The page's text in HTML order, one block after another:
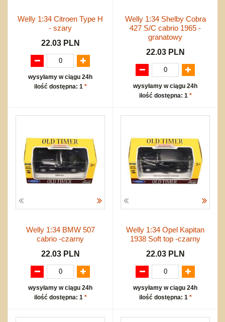
Welly 1:34 Citroen Type H
- szary
22.03 PLN
wysyłamy w ciągu 24h
ilość dostępna: 1 *
Welly 1:34 Shelby Cobra
427 S/C cabrio 1965 -
granatowy
22.03 PLN
wysyłamy w ciągu 24h
ilość dostępna: 1 *
Welly 1:34 BMW 507
cabrio -czarny
22.03 PLN
wysyłamy w ciągu 24h
ilość dostępna: 1 *
Welly 1:34 Opel Kapitan
1938 Soft top -czarny
22.03 PLN
wysyłamy w ciągu 24h
ilość dostępna: 1 *